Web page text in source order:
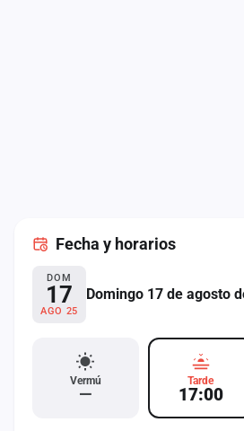
Fecha y horarios
DOM
17
AGO 25
Domingo 17 de agosto
Vermú
—
Tarde
17:00
Administración
Contacto